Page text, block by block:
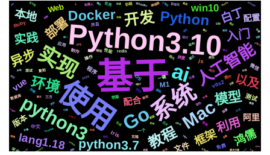
基于
使用
Python3.10
系统
ai
实现
Go
python3 Mac
人工智能
开发
环境
教程
Python
Docker
模型
部署
python3.7
异步
以及
利用
实践 入门
框架
lang1.18
本地 白丁
鸿儒
win10
配合
vue
阿里
配置
Web
版本
文件
M1
测试
程序
js
Iris
vits2
Ruby
中文
微信
免费
OS 一键
平台
redis
苹果
性能
并发
操作
制作
一个
并且
应用
三方
图片
数据库
复刻
克隆
任务 协程
面试
api
前后
检测
编辑器
微软
基础
2020
国内
后端
Whisper
机器人
深度
编程
记录
通过
新版
svg
生成
运行
结构
自动化
音色
响应
原生
芯片
Silicon
Tornado6
各种
存储
遇到
统一
CSS3
github
切换
动画
合成
爬虫
属于
情况
协议
io
聊天
Pytorch
MacOs
页面
https
快速
支付宝 简历
识别
布局
Tornado
个性化
集群
流程
声音
可用
机制
社交
数据
centos
推送
需要
解决方案
格式
字幕
Apple
变量
推荐
celery
场景
阻塞
镜像
EP01
Azure
js2.0
换脸
分享